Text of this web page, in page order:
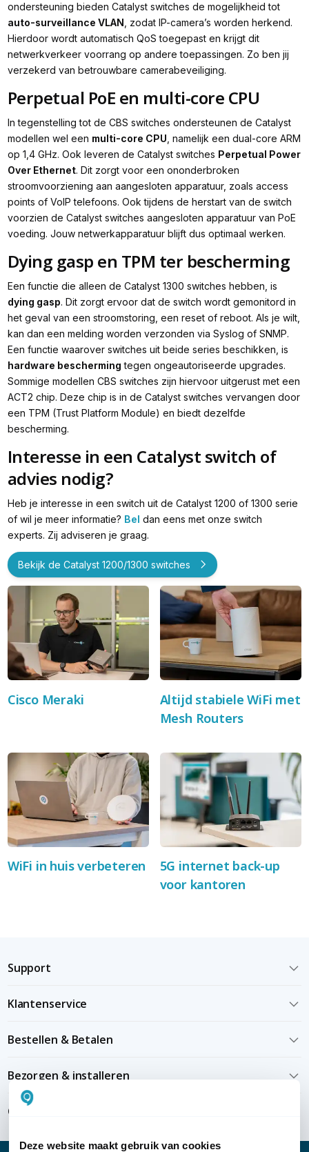
Deze website maakt gebruik van cookies
ondersteuning bieden Catalyst switches de mogelijkheid tot
auto-surveillance VLAN , zodat IP-camera’s worden herkend.
Hierdoor wordt automatisch QoS toegepast en krijgt dit
netwerkverkeer voorrang op andere toepassingen. Zo ben jij
verzekerd van betrouwbare camerabeveiliging.
Perpetual PoE en multi-core CPU
In tegenstelling tot de CBS switches ondersteunen de Catalyst
modellen wel een multi-core CPU , namelijk een dual-core ARM
op 1,4 GHz. Ook leveren de Catalyst switches Perpetual Power
Over Ethernet. Dit zorgt voor een ononderbroken
stroomvoorziening aan aangesloten apparatuur, zoals access
points of VoIP telefoons. Ook tijdens de herstart van de switch
voorzien de Catalyst switches aangesloten apparatuur van PoE
voeding. Jouw netwerkapparatuur blijft dus optimaal werken.
Dying gasp en TPM ter bescherming
Een functie die alleen de Catalyst 1300 switches hebben, is
dying gasp. Dit zorgt ervoor dat de switch wordt gemonitord in
het geval van een stroomstoring, een reset of reboot. Als je wilt,
kan dan een melding worden verzonden via Syslog of SNMP.
Een functie waarover switches uit beide series beschikken, is
hardware bescherming tegen ongeautoriseerde upgrades.
Sommige modellen CBS switches zijn hiervoor uitgerust met een
ACT2 chip. Deze chip is in de Catalyst switches vervangen door
een TPM (Trust Platform Module) en biedt dezelfde
bescherming.
Interesse in een Catalyst switch of
advies nodig?
Heb je interesse in een switch uit de Catalyst 1200 of 1300 serie
of wil je meer informatie? Bel dan eens met onze switch
experts. Zij adviseren je graag.
Bekijk de Catalyst 1200/1300 switches
Cisco Meraki
Altijd stabiele WiFi met
Mesh Routers
WiFi in huis verbeteren
5G internet back-up
voor kantoren
Support
Klantenservice
Bestellen & Betalen
Bezorgen & installeren
Over KommaGo